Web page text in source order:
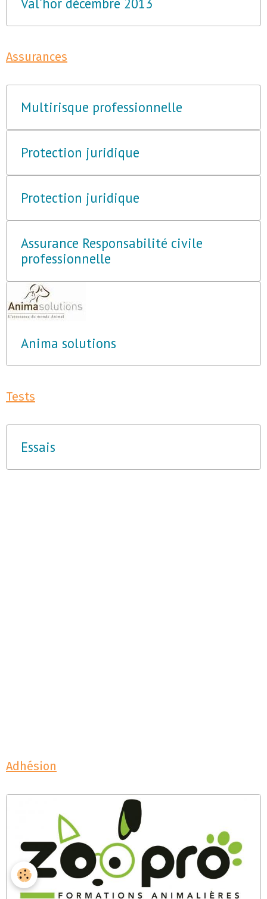
Assurances
Multirisque professionnelle
Protection juridique
Protection juridique
Assurance Responsabilité civile
professionnelle
Anima solutions
Tests
Essais
Adhésion